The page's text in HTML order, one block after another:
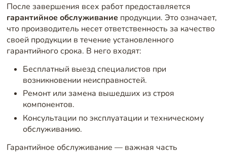
После завершения всех работ предоставляется
гарантийное обслуживаниепродукции. Это означает,
что производитель несет ответственность за качество
своей продукции в течение установленного
гарантийного срока. В него входят:
Бесплатный выезд специалистов при
возникновении неисправностей.
Ремонт или замена вышедших из строя
компонентов.
Консультации по эксплуатации и техническому
обслуживанию.
Гарантийное обслуживание — важная часть